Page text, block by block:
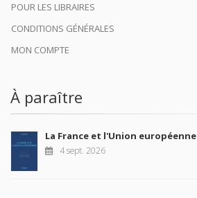
POUR LES LIBRAIRES
CONDITIONS GÉNÉRALES
MON COMPTE
À paraître
La France et l'Union européenne
4 sept. 2026